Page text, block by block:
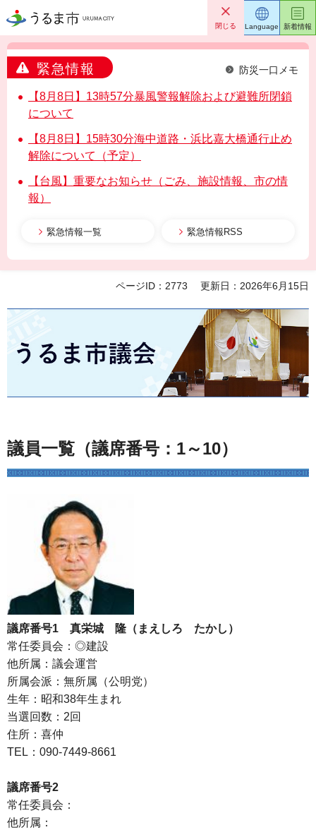
うるま市 閉じる
緊急情報 防災一口メモ
【8月8日】13時57分暴風警報解除および避難所閉鎖
について
【8月8日】15時30分海中道路・浜比嘉大橋通行止め
解除について（予定）
【台風】重要なお知らせ（ごみ、施設情報、市の情
報）
緊急情報一覧 緊急情報RSS
Language 新着情報
ページID：2773 更新日：2026年6月15日
うるま市議会
議員一覧（議席番号：1～10）
議席番号1 真栄城 隆（まえしろ たかし）
常任委員会：◎建設
他所属：議会運営
所属会派：無所属（公明党）
生年：昭和38年生まれ
当選回数：2回
住所：喜仲
TEL：090-7449-8661
議席番号2
常任委員会：
他所属：